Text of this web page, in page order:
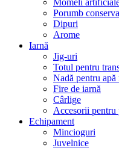
Momeli
Porumb
Dipuri
Arome
Iarnă
Jig-uri
Totul pentru
Nadă pentru apă
Fire de iarnă
Cârlige
Accesorii pentru
Echipament
Mincioguri
Juvelnice